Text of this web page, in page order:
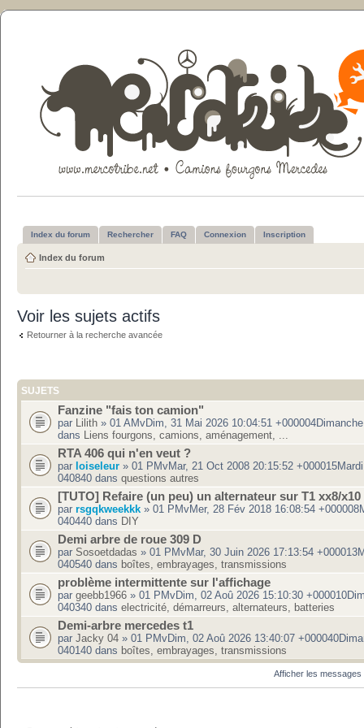
Index du forum Rechercher FAQ Connexion Inscription
Index du forum
Voir les sujets actifs
Retourner à la recherche avancée
SUJETS
Fanzine "fais ton camion"
par Lilith » 01 AMvDim, 31 Mai 2026 10:04:51
dans Liens fourgons, camions, aménagement, ...
RTA 406 qui n'en veut ?
par loiseleur » 01 PMvMar, 21 Oct 2008 20:15:52
040840 dans questions autres
[TUTO] Refaire (un peu) un alternateur sur T1 xx8/x10
par rsgqkweekkk » 01 PMvMer, 28 Fév 2018 16:08:54
040440 dans DIY
Demi arbre de roue 309 D
par Sosoetdadas » 01 PMvMar, 30 Juin 2026 17:13:54
040540 dans boîtes, embrayages, transmissions
problème intermittente sur l'affichage
par geebb1966 » 01 PMvDim, 02 Aoû 2026 15:10:30
040340 dans electricité, démarreurs, alternateurs, batteries
Demi-arbre mercedes t1
par Jacky 04 » 01 PMvDim, 02 Aoû 2026 13:40:07
040140 dans boîtes, embrayages, transmissions
Afficher les